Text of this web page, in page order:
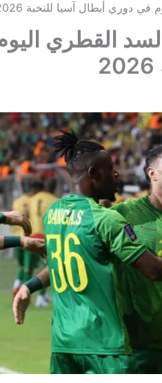
دوري أبطال آسيا للنخبة 2026
القطري